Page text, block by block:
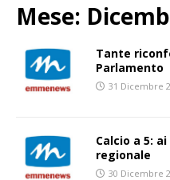
Mese:
Tante
Parlamento
31 Dicembre
Calcio a 5:
regionale
30 Dicembre